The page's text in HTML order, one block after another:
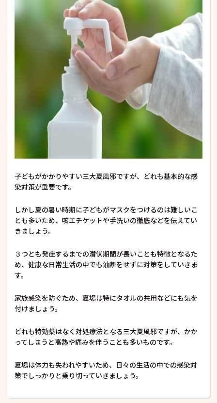
子どもがかかりやすい三大夏風邪ですが、どれも基本的な感
染対策が重要です。
しかし夏の暑い時期に子どもがマスクをつけるのは難しいこ
とも多いため、咳エチケットや手洗いの徹底などを伝えてい
きましょう。
３つとも発症するまでの潜伏期間が長いことも特徴となるた
め、健康な日常生活の中でも油断をせずに対策をしていきま
す。
家族感染を防ぐため、夏場は特にタオルの共用などにも気を
付けましょう。
どれも特効薬はなく対処療法となる三大夏風邪ですが、かか
ってしまうと高熱や痛みを伴うことも多いものです。
夏場は体力も失われやすいため、日々の生活の中での感染対
策でしっかりと乗り切っていきましょう。